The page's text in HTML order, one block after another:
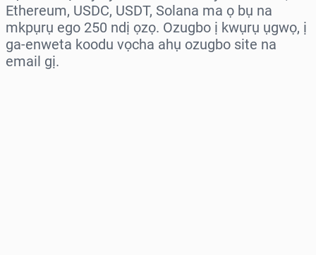
Ethereum, USDC, USDT, Solana ma ọ bụ na
mkpụrụ ego 250 ndị ọzọ. Ozugbo ị kwụrụ ụgwọ, ị
ga-enweta koodu vọcha ahụ ozugbo site na
email gị.